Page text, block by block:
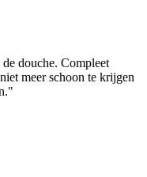
douche. Compleet
meer schoon te krijgen
"